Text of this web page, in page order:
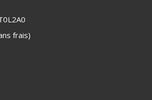
frais)